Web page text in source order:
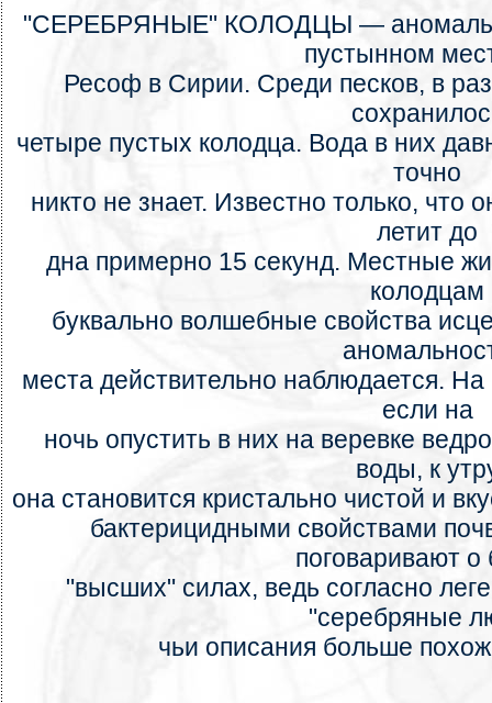
"СЕРЕБРЯНЫЕ" КОЛОДЦЫ —
пустынном
Ресоф в Сирии. Среди песков, в
четыре пустых колодца. Вода в них
точно
никто не знает. Известно только, что
летит до
дна примерно 15 секунд. Местные
колодцам
буквально волшебные свойства
места действительно наблюдается.
если на
ночь опустить в них на веревке
воды, к
она становится кристально чистой и
бактерицидными свойствами
поговаривают о
"высших" силах, ведь согласно
"серебряные
чьи описания больше